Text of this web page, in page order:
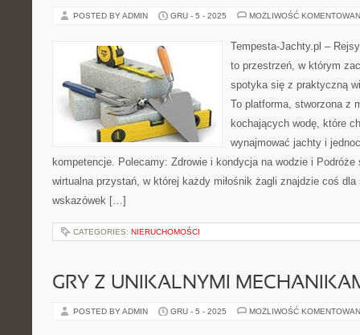
POSTED BY ADMIN GRU - 5 - 2025 MOŻLIWOŚĆ
Tempesta-Jachty.pl –
to przestrzeń, w którym
spotyka się z praktyczną
To platforma, stworzona z
kochających wodę, które
wynajmować jachty i
kompetencje. Polecamy: Zdrowie i kondycja na wodzie i
wirtualna przystań, w której każdy miłośnik żagli znajdzie coś
wskazówek […]
CATEGORIES: NIERUCHOMOŚCI
GRY Z UNIKALNYMI
POSTED BY ADMIN GRU - 5 - 2025 MOŻLIWOŚĆ